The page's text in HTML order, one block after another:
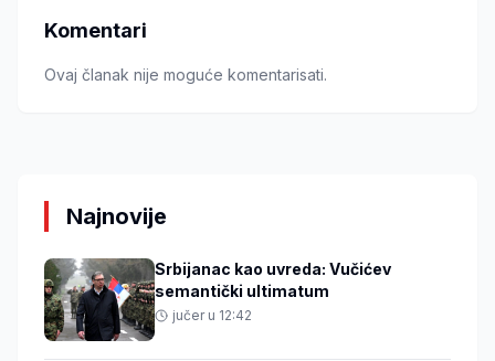
Komentari
Ovaj članak nije moguće komentarisati.
Najnovije
Srbijanac kao uvreda: Vučićev
semantički ultimatum
jučer u 12:42